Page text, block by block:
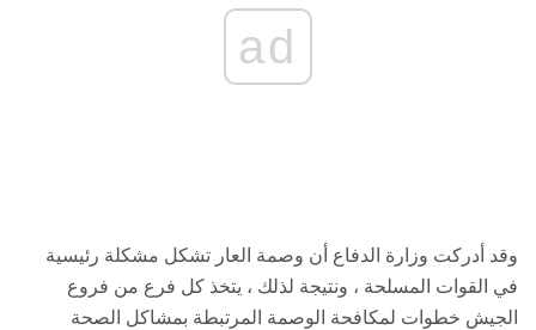
ad
وقد أدركت وزارة الدفاع أن وصمة العار تشكل مشكلة رئيسية
في القوات المسلحة ، ونتيجة لذلك ، يتخذ كل فرع من فروع
الجيش خطوات لمكافحة الوصمة المرتبطة بمشاكل الصحة